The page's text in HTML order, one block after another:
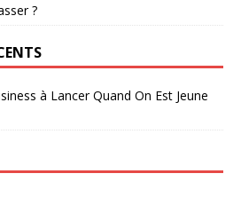
?
à Lancer Quand On Est Jeune